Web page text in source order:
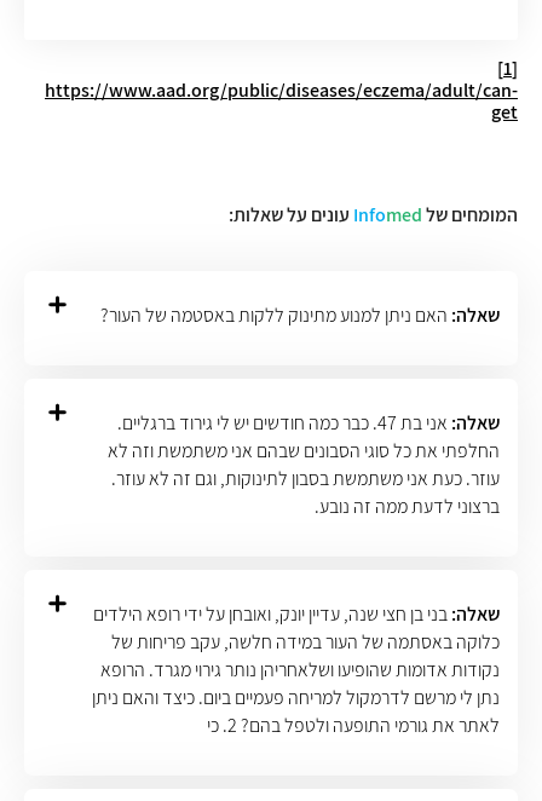
[1]
https://www.aad.org/public/diseases/eczema/adult/can-
get
המומחים של Infomed עונים על שאלות:
שאלה: האם ניתן למנוע מתינוק ללקות באסטמה של העור?
שאלה:
אני בת 47. כבר כמה חודשים יש לי גירוד ברגליים.
החלפתי את כל סוגי הסבונים שבהם אני משתמשת וזה לא
עוזר. כעת אני משתמשת בסבון לתינוקות, וגם זה לא עוזר.
ברצוני לדעת ממה זה נובע.
שאלה:בני בן חצי שנה, עדיין יונק, ואובחן על ידי רופא הילדים
כלוקה באסתמה של העור במידה חלשה, עקב פריחות של
נקודות אדומות שהופיעו ושלאחריהן נותר גירוי מגרד. הרופא
נתן לי מרשם לדרמקול למריחה פעמיים ביום. כיצד והאם ניתן
לאתר את גורמי התופעה ולטפל בהם? 2. כי